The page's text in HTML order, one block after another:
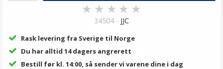
★ ★ ★ ★ ★
34504 - JJC
Rask levering fra Sverige til Norge
Du har alltid 14 dagers angrerett
Bestill før kl. 14:00, så sender vi varene dine i dag